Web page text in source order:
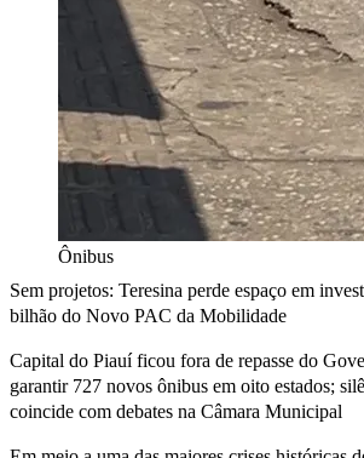
Ônibus
Sem projetos: Teresina perde espaço em
bilhão do Novo PAC da Mobilidade
Capital do Piauí ficou fora de repasse do
garantir 727 novos ônibus em oito estados;
coincide com debates na Câmara Municipal